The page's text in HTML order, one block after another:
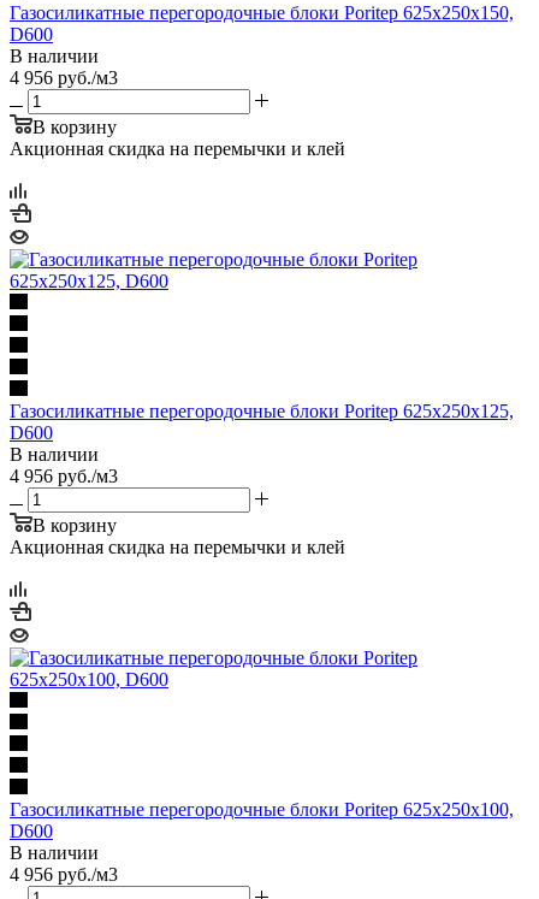
Газосиликатные перегородочные блоки Poritep 625х250х150,
D600
В наличии
4 956 руб./м3
В корзину
Акционная скидка на перемычки и клей
Газосиликатные перегородочные блоки Poritep 625х250х125,
D600
В наличии
4 956 руб./м3
В корзину
Акционная скидка на перемычки и клей
Газосиликатные перегородочные блоки Poritep 625х250х100,
D600
В наличии
4 956 руб./м3